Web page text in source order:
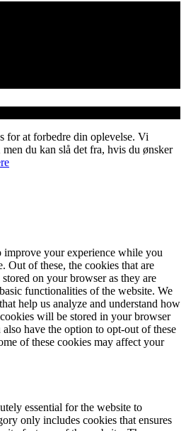
for at forbedre din oplevelse. Vi
men du kan slå det fra, hvis du ønsker
improve your experience while you
Out of these, the cookies that are
stored on your browser as they are
functionalities of the website. We
help us analyze and understand how
will be stored in your browser
have the option to opt-out of these
of these cookies may affect your
essential for the website to
only includes cookies that ensures